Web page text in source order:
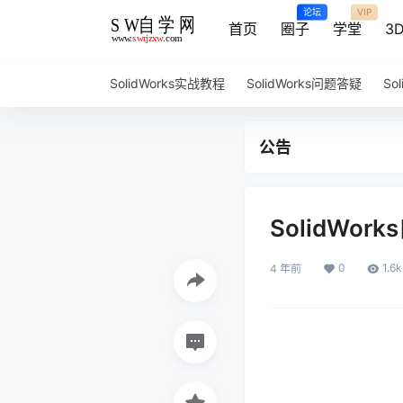
首页 圈子
论坛
学堂
VIP
SolidWorks实战教程 SolidWorks问题答疑
公告
SolidWorks
4 年前 0 1.6k